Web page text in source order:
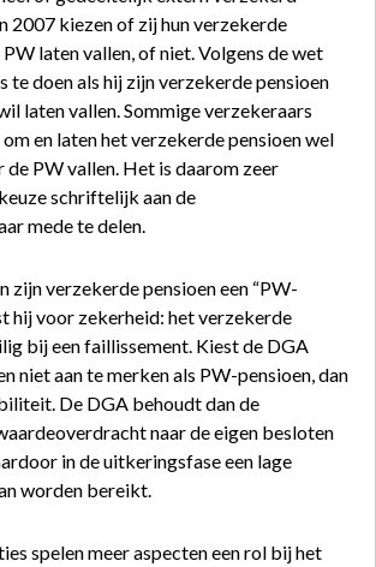
2007 kiezen of zij hun verzekerde
laten vallen, of niet. Volgens de wet
te doen als hij zijn verzekerde pensioen
laten vallen. Sommige verzekeraars
en laten het verzekerde pensioen wel
PW vallen. Het is daarom zeer
schriftelijk aan de
mede te delen.
zijn verzekerde pensioen een “PW-
hij voor zekerheid: het verzekerde
bij een faillissement. Kiest de DGA
niet aan te merken als PW-pensioen, dan
De DGA behoudt dan de
naar de eigen besloten
in de uitkeringsfase een lage
worden bereikt.
spelen meer aspecten een rol bij het